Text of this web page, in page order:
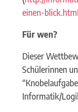
einen-blick.html
Für wen?
Dieser
Schülerinnen
Informatik/